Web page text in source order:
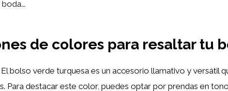
boda...
de colores para resaltar tu
El bolso verde turquesa es un accesorio llamativo y versátil
Para destacar este color, puedes optar por prendas en